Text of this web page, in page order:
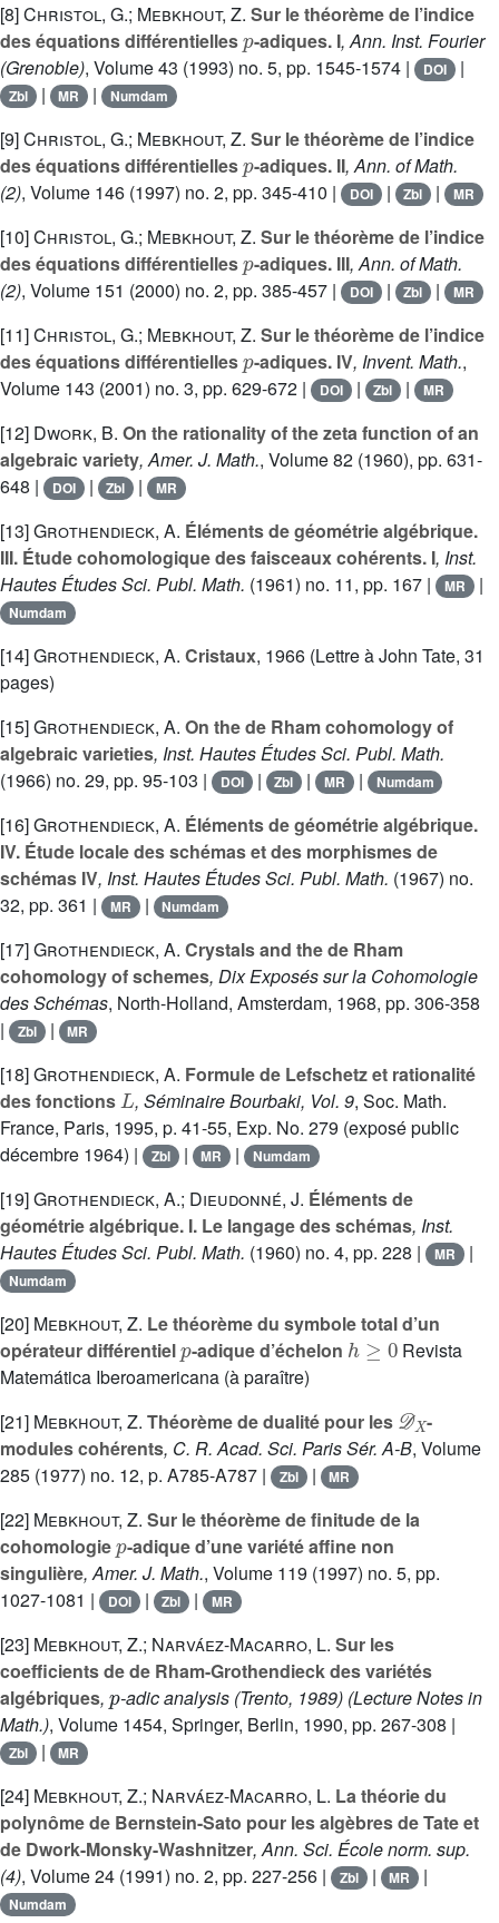
[8]Christol, G.; Mebkhout, Z. Sur le théorème de l’indice
des équations différentielles
p
-adiques. I, Ann. Inst. Fourier
(Grenoble), Volume 43 (1993) no. 5, pp. 1545-1574 | DOI |
Zbl | MR | Numdam
[9]Christol, G.; Mebkhout, Z. Sur le théorème de l’indice
des équations différentielles
p
-adiques. II, Ann. of Math.
(2), Volume 146 (1997) no. 2, pp. 345-410 | DOI | Zbl | MR
[10]Christol, G.; Mebkhout, Z. Sur le théorème de l’indice
des équations différentielles
p
-adiques. III, Ann. of Math.
(2), Volume 151 (2000) no. 2, pp. 385-457 | DOI | Zbl | MR
[11]Christol, G.; Mebkhout, Z. Sur le théorème de l’indice
des équations différentielles
p
-adiques. IV, Invent. Math.,
Volume 143 (2001) no. 3, pp. 629-672 | DOI | Zbl | MR
[12] Dwork, B. On the rationality of the zeta function of an
algebraic variety, Amer. J. Math., Volume 82 (1960), pp. 631-
648 |
DOI | Zbl | MR
[13]Grothendieck, A. Éléments de géométrie algébrique.
III. Étude cohomologique des faisceaux cohérents. I, Inst.
Hautes Études Sci. Publ. Math. (1961) no. 11, pp. 167 | MR |
Numdam
[14]Grothendieck, A. Cristaux, 1966 (Lettre à John Tate, 31
pages)
[15]Grothendieck, A. On the de Rham cohomology of
algebraic varieties, Inst. Hautes Études Sci. Publ. Math.
(1966) no. 29, pp. 95-103 |
DOI | Zbl | MR | Numdam
[16]Grothendieck, A. Éléments de géométrie algébrique.
IV. Étude locale des schémas et des morphismes de
schémas IV, Inst. Hautes Études Sci. Publ. Math. (1967) no.
32, pp. 361 |
MR | Numdam
[17]Grothendieck, A. Crystals and the de Rham
cohomology of schemes, Dix Exposés sur la Cohomologie
des Schémas, North-Holland, Amsterdam, 1968, pp. 306-358
|
Zbl | MR
[18]Grothendieck, A. Formule de Lefschetz et rationalité
des fonctions
L
, Séminaire Bourbaki, Vol. 9, Soc. Math.
France, Paris, 1995, p. 41-55, Exp. No. 279 (exposé public
décembre 1964) |
Zbl | MR | Numdam
[19]Grothendieck, A.; Dieudonné, J. Éléments de
géométrie algébrique. I. Le langage des schémas, Inst.
Hautes Études Sci. Publ. Math. (1960) no. 4, pp. 228 | MR |
Numdam
[20] Mebkhout, Z. Le théorème du symbole total d’un
opérateur différentiel
p
-adique d’échelon
h≥0
Revista
Matemática Iberoamericana (à paraître)
[21] Mebkhout, Z. Théorème de dualité pour les
𝒟
-
modules cohérents, C. R. Acad. Sci. Paris Sér. A-B, Volume
285 (1977) no. 12, p. A785-A787 | Zbl | MR
[22] Mebkhout, Z. Sur le théorème de finitude de la
cohomologie
p
-adique d’une variété affine non
singulière, Amer. J. Math., Volume 119 (1997) no. 5, pp.
1027-1081 |
DOI | Zbl | MR
[23] Mebkhout, Z.; Narváez-Macarro, L. Sur les
coefficients de de Rham-Grothendieck des variétés
algébriques,
p
-adic analysis (Trento, 1989)(Lecture Notes in
Math.), Volume 1454, Springer, Berlin, 1990, pp. 267-308 |
Zbl | MR
[24] Mebkhout, Z.; Narváez-Macarro, L. La théorie du
polynôme de Bernstein-Sato pour les algèbres de Tate et
de Dwork-Monsky-Washnitzer, Ann. Sci. École norm. sup.
(4), Volume 24 (1991) no. 2, pp. 227-256 | Zbl | MR |
Numdam